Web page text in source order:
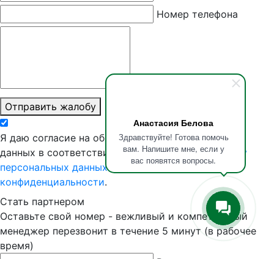
Анастасия Белова
Здравствуйте! Готова помочь
вам. Напишите мне, если у
вас появятся вопросы.
Номер телефона
Отправить жалобу
Я даю согласие на обработку моих персональных
данных в соответствии сСогласием на обработку
персональных данныхи
Политикой
конфиденциальности.
Стать партнером
Оставьте свой номер - вежливый и компетентный
менеджер перезвонит в течение 5 минут (в рабочее
время)